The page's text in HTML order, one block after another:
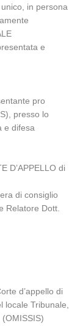
unico, in persona
e
pro
presso lo
e difesa
D’APPELLO di
di consiglio
Relatore Dott.
d’appello di
locale Tribunale,